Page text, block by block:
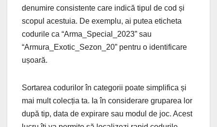
denumire consistente care indică tipul de cod și
scopul acestuia. De exemplu, ai putea eticheta
codurile ca “Arma_Special_2023” sau
“Armura_Exotic_Sezon_20” pentru o identificare
ușoară.
Sortarea codurilor în categorii poate simplifica și
mai mult colecția ta. Ia în considerare gruparea lor
după tip, data de expirare sau modul de joc. Acest